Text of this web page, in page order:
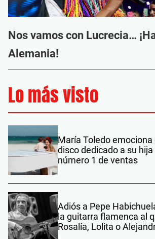
Nos vamos con Lucrecia…
Alemania!
Lo más visto
María Toledo emociona
disco dedicado a su
número 1 de ventas
Adiós a Pepe
la guitarra flamenca al
Rosalía, Lolita o